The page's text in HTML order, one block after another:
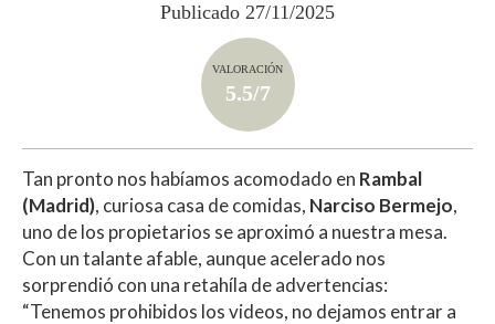
Publicado 27/11/2025
VALORACIÓN
5.5/7
Tan pronto nos habíamos acomodado en Rambal
(Madrid), curiosa casa de comidas, Narciso Bermejo,
uno de los propietarios se aproximó a nuestra mesa.
Con un talante afable, aunque acelerado nos
sorprendió con una retahíla de advertencias:
“Tenemos prohibidos los videos, no dejamos entrar a